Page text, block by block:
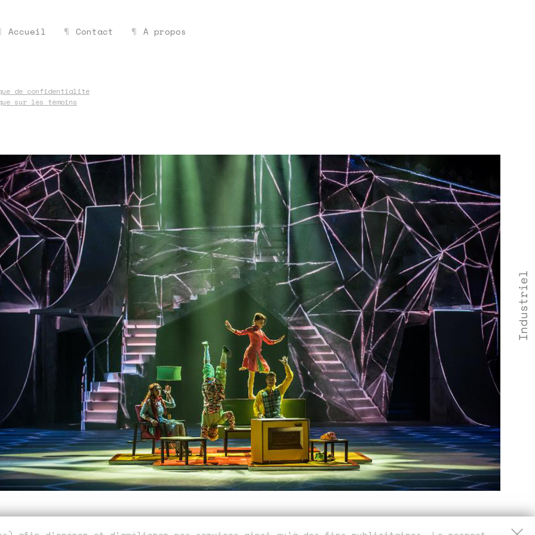
Accueil Contact À propos
de confidentialité
sur les témoins